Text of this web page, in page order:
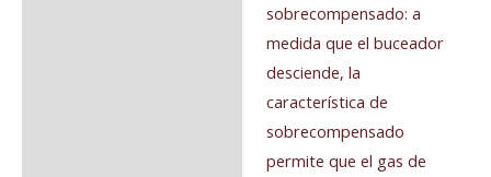
sobrecompensado: a
medida que el buceador
desciende, la
característica de
sobrecompensado
permite que el gas de